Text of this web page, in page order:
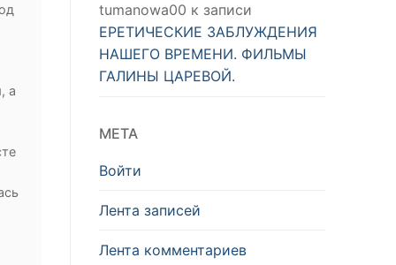
а
tumanowa00 к записи
ЕРЕТИЧЕСКИЕ ЗАБЛУЖДЕНИЯ
НАШЕГО ВРЕМЕНИ. ФИЛЬМЫ
ГАЛИНЫ ЦАРЕВОЙ.
МЕТА
Войти
Лента записей
Лента комментариев